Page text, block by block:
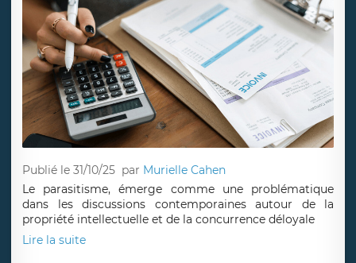
Publié le 31/10/25 par Murielle Cahen
Le parasitisme, émerge comme une problématique
dans les discussions contemporaines autour de la
propriété intellectuelle et de la concurrence déloyale
Lire la suite